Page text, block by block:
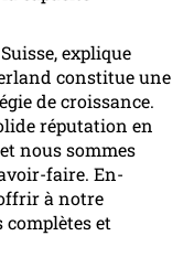
explique
constitue une
de croissance.
réputation en
nous sommes
faire. En-
à notre
et